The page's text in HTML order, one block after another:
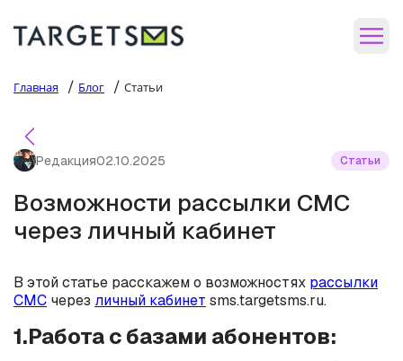
Главная / Блог / Статьи
Редакция02.10.2025 Статьи
Возможности рассылки СМС
через личный кабинет
В этой статье расскажем о возможностях рассылки
СМС через личный кабинет sms.targetsms.ru.
1.Работа с базами абонентов: